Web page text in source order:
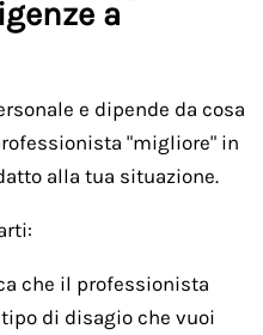
a
e dipende da cosa
"migliore" in
alla tua situazione.
che il professionista
di disagio che vuoi